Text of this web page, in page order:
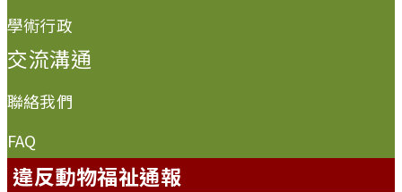
學術行政
交流溝通
聯絡我們
FAQ
違反動物福祉通報